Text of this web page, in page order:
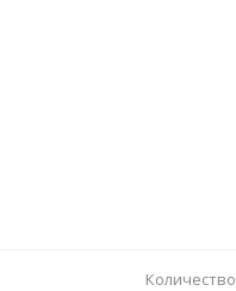
Количество